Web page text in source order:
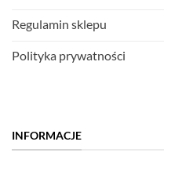
Regulamin sklepu
Polityka prywatności
INFORMACJE